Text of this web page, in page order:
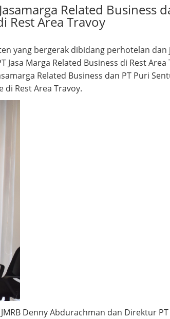
Related Business
Rest Area Travoy
yang bergerak dibidang perhotelan
Marga Related Business di Rest
Related Business dan PT Puri
Rest Area Travoy.
Denny Abdurachman dan Direktur